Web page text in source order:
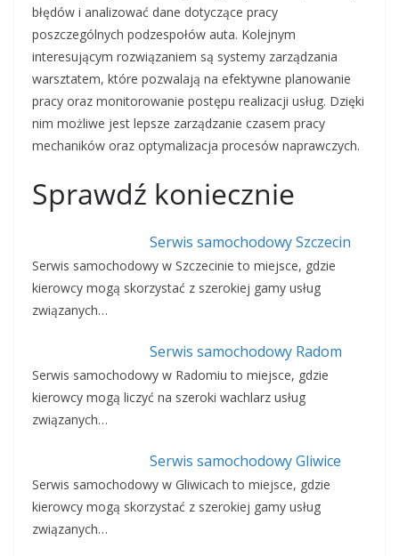
błędów i analizować dane dotyczące pracy
poszczególnych podzespołów auta. Kolejnym
interesującym rozwiązaniem są systemy zarządzania
warsztatem, które pozwalają na efektywne planowanie
pracy oraz monitorowanie postępu realizacji usług. Dzięki
nim możliwe jest lepsze zarządzanie czasem pracy
mechaników oraz optymalizacja procesów naprawczych.
Sprawdź koniecznie
Serwis samochodowy Szczecin
Serwis samochodowy w Szczecinie to miejsce, gdzie
kierowcy mogą skorzystać z szerokiej gamy usług
związanych…
Serwis samochodowy Radom
Serwis samochodowy w Radomiu to miejsce, gdzie
kierowcy mogą liczyć na szeroki wachlarz usług
związanych…
Serwis samochodowy Gliwice
Serwis samochodowy w Gliwicach to miejsce, gdzie
kierowcy mogą skorzystać z szerokiej gamy usług
związanych…